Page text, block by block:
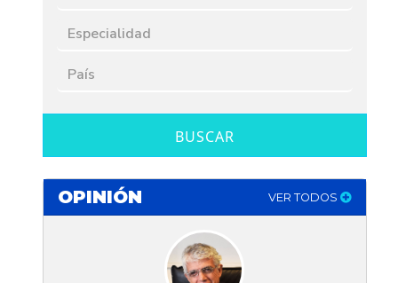
BUSCAR
OPINIÓN VER TODOS